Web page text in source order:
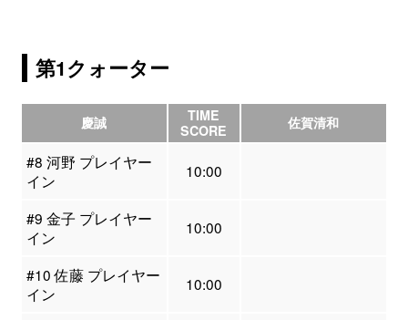
第1クォーター
慶誠
TIME
SCORE
佐賀清和
#8 河野 プレイヤー
イン
10:00
#9 金子 プレイヤー
イン
10:00
#10 佐藤 プレイヤー
イン
10:00